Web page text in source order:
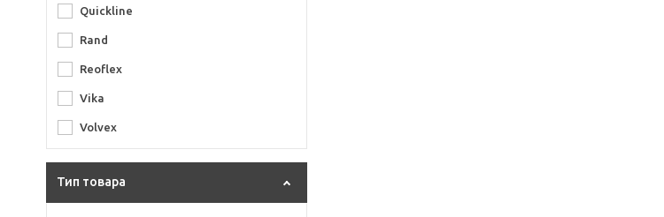
Quickline
Rand
Reoflex
Vika
Volvex
Тип товара